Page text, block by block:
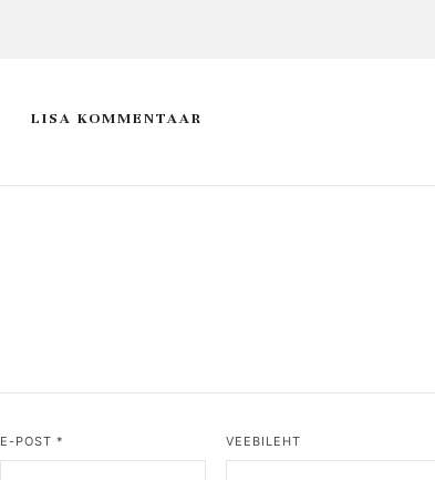
LISA KOMMENTAAR
E-POST * VEEBILEHT